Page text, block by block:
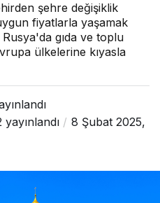
şehre değişiklik
fiyatlarla yaşamak
gıda ve toplu
ülkelerine kıyasla
yayınlandı
8 Şubat 2025,